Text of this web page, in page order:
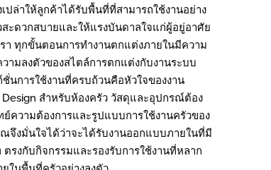
ปล่าให้ลูกค้าได้รับพื้นที่ที่สามารถใช้งานอย่าง
สะดวกสบายและให้แรงบันดาลใจแก่ผู้อยู่อาศัย
รา ทุกขั้นตอนการทำงานตกแต่งภายในมีความ
ามลงตัวของสไตล์การตกแต่งกับงานระบบ
ชั่นการใช้งานที่ครบถ้วนคือหัวใจของงาน
Design สำหรับห้องครัว วัสดุและอุปกรณ์ต้อง
ย์ความต้องการและรูปแบบการใช้งานครัวของ
จึงมั่นใจได้ว่าจะได้รับงานออกแบบภายในที่มี
รงกับกิจกรรมและรองรับการใช้งานที่หลาก